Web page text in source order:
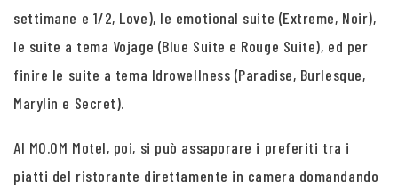
settimane e 1/2, Love), le emotional suite (Extreme, Noir),
le suite a tema Vojage (Blue Suite e Rouge Suite), ed per
finire le suite a tema Idrowellness (Paradise, Burlesque,
Marylin e Secret).
Al MO.OM Motel, poi, si può assaporare i preferiti tra i
piatti del ristorante direttamente in camera domandando